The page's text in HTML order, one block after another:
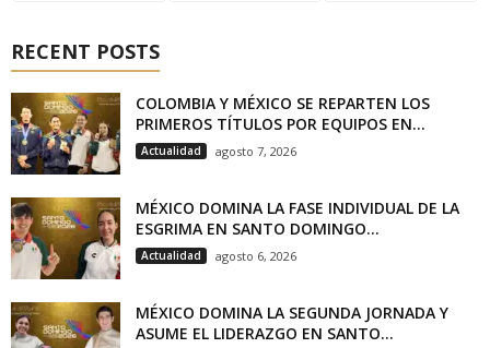
RECENT POSTS
COLOMBIA Y MÉXICO SE REPARTEN LOS
PRIMEROS TÍTULOS POR EQUIPOS EN...
Actualidad agosto 7, 2026
MÉXICO DOMINA LA FASE INDIVIDUAL DE LA
ESGRIMA EN SANTO DOMINGO...
Actualidad agosto 6, 2026
MÉXICO DOMINA LA SEGUNDA JORNADA Y
ASUME EL LIDERAZGO EN SANTO...